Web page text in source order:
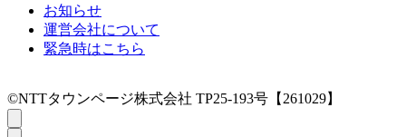
お知らせ
運営会社について
緊急時はこちら
©NTTタウンページ株式会社 TP25-193号【261029】